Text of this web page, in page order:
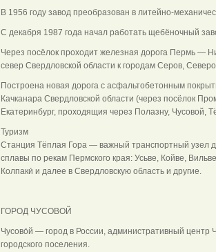
В 1956 году завод преобразован в литейно-
С декабря 1987 года начал работать щебёночный
Через посёлок проходит железная дорога Пермь —
север Свердловской области к городам Серов,
Построена новая дорога с асфальтобетонным
Качканара Свердловской области (через посёлок
Екатеринбург, проходящия через Полазну, Чусовой,
Туризм
Станция Тёплая Гора — важный транспортный узел
сплавы по рекам Пермского края: Усьве, Койве,
Колпаки́ и далее в Свердловскую область и другие.
ГОРОД ЧУСОВОЙ
Чусово́й — город в России, административный центр
городского поселения.